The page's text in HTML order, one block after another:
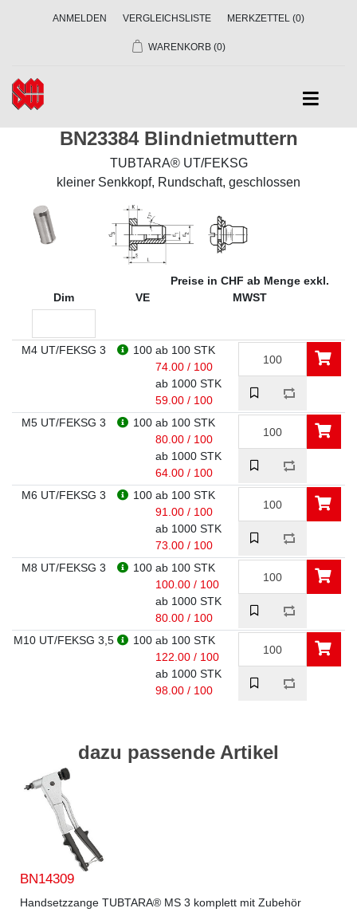
ANMELDEN VERGLEICHSLISTE MERKZETTEL (0)
WARENKORB (0)
BN23384 Blindnietmuttern
TUBTARA® UT/FEKSG
kleiner Senkkopf, Rundschaft, geschlossen
Dim VE
Preise in CHF ab Menge exkl.
MWST
M4 UT/FEKSG 3 100 ab 100 STK
74.00 / 100
ab 1000 STK
59.00 / 100
M5 UT/FEKSG 3
100 ab 100 STK
80.00 / 100
ab 1000 STK
64.00 / 100
M6 UT/FEKSG 3
100 ab 100 STK
91.00 / 100
ab 1000 STK
73.00 / 100
M8 UT/FEKSG 3
100 ab 100 STK
100.00 / 100
ab 1000 STK
80.00 / 100
M10 UT/FEKSG 3,5
100 ab 100 STK
122.00 / 100
ab 1000 STK
98.00 / 100
dazu passende Artikel
BN14309
Handsetzzange TUBTARA® MS 3 komplett mit Zubehör